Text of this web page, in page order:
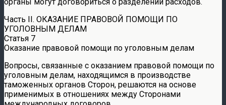
Часть II. ОКАЗАНИЕ ПРАВОВОЙ ПОМОЩИ ПО
УГОЛОВНЫМ ДЕЛАМ
Статья 7
Оказание правовой помощи по уголовным делам
Вопросы, связанные с оказанием правовой помощи по
уголовным делам, находящимся в производстве
таможенных органов Сторон, решаются на основе
применимых в отношениях между Сторонами